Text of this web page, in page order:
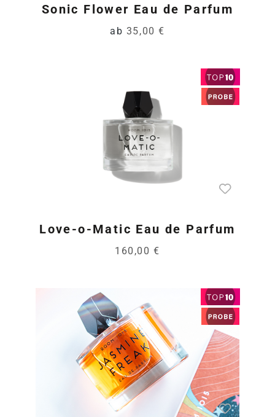
Sonic Flower Eau de Parfum
ab 35,00 €
Love-o-Matic Eau de Parfum
160,00 €